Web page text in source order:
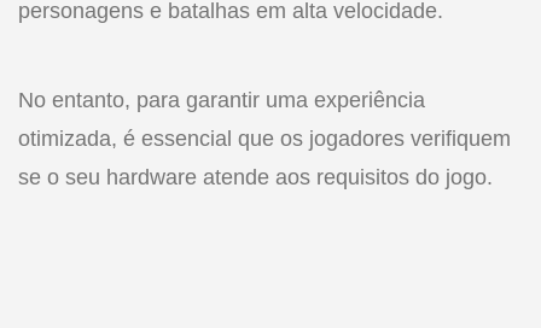
personagens e batalhas em alta velocidade.
No entanto, para garantir uma experiência
otimizada, é essencial que os jogadores verifiquem
se o seu hardware atende aos requisitos do jogo.